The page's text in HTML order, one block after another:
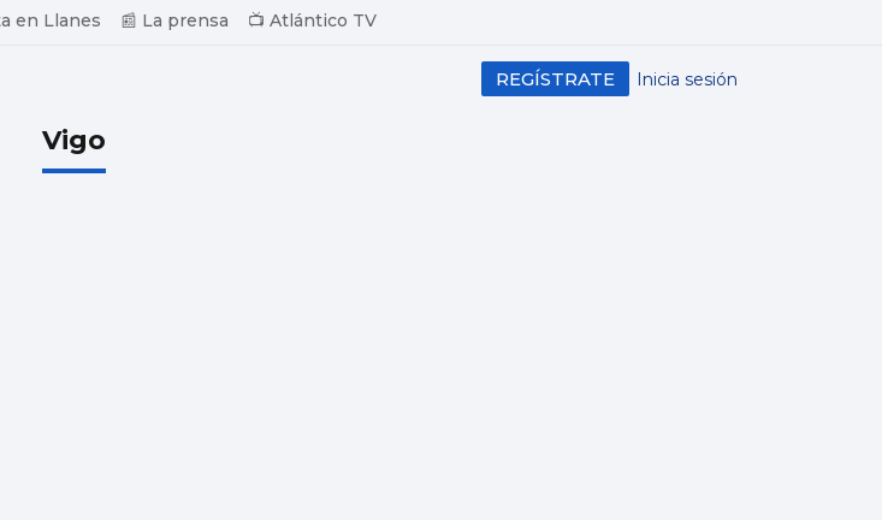
en Llanes 📰 La prensa 📺 Atlántico TV
Inicia sesión
REGÍSTRATE
Vigo